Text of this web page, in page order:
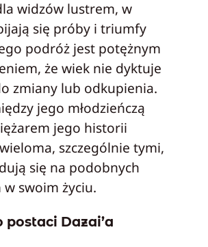
widzów lustrem, w
się próby i triumfy
podróż jest potężnym
że wiek nie dyktuje
zmiany lub odkupienia.
jego młodzieńczą
jego historii
szczególnie tymi,
się na podobnych
swoim życiu.
Dazai’a